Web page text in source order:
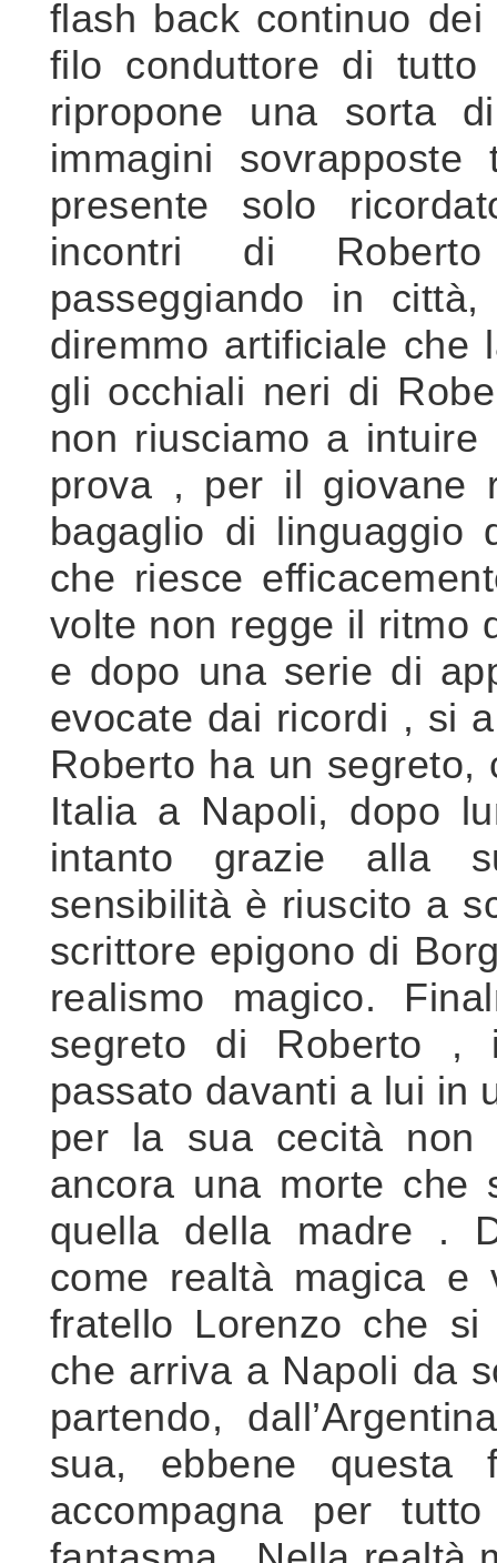
flash back continuo
filo conduttore di
ripropone una sorta
immagini
presente solo
incontri di
passeggiando in
diremmo artificiale che
gli occhiali neri di
non riusciamo a
prova , per il giovane
bagaglio di linguaggio
che riesce
volte non regge il ritmo
e dopo una serie di
evocate dai ricordi , si
Roberto ha un
Italia a Napoli, dopo
intanto grazie alla
sensibilità è riuscito a
scrittore epigono di
realismo magico.
segreto di Roberto ,
passato davanti a lui in
per la sua cecità non
ancora una morte che
quella della madre .
come realtà magica e
fratello Lorenzo che
che arriva a Napoli da
partendo,
sua, ebbene
accompagna per